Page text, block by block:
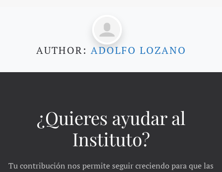
AUTHOR: ADOLFO LOZANO
¿Quieres ayudar al
Instituto?
Tu contribución nos permite seguir creciendo para que las